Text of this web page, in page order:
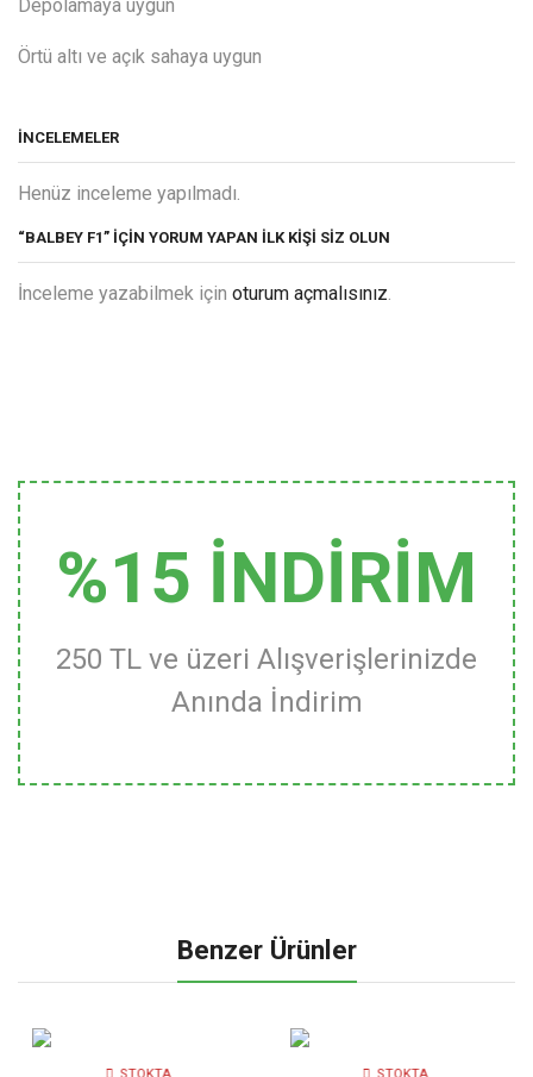
Depolamaya uygun
Örtü altı ve açık sahaya uygun
İNCELEMELER
Henüz inceleme yapılmadı.
“BALBEY F1” IÇIN YORUM YAPAN ILK KIŞI SIZ OLUN
İnceleme yazabilmek için oturum açmalısınız.
%15 İNDİRİM
250 TL ve üzeri Alışverişlerinizde
Anında İndirim
Benzer Ürünler
STOKTA
STOKTA